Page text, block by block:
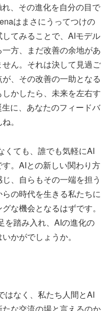
、その進化を自分の目で
はまさにうってつけの
てみることで、AIモデル
方、まだ改善の余地があ
ん。それは決して見過ご
、その改善の一助となる
かしたら、未来を左右す
に、あなたのフィードバ
。
くても、誰でも気軽にAI
。AIとの新しい関わり方
、自らもその一端を担う
の時代を生きる私たちに
な機会となるはずです。
を踏み入れ、AIの進化の
かがでしょうか。
はなく、私たち人間とAI